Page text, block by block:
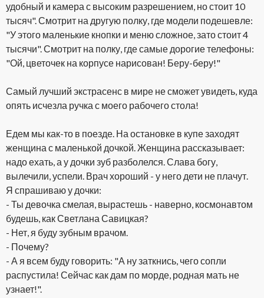
удобный и камера с высоким разрешением, но стоит 10
тысяч". Смотрит на другую полку, где модели подешевле:
"У этого маленькие кнопки и меню сложное, зато стоит 4
тысячи". Смотрит на полку, где самые дорогие телефоны:
"Ой, цветочек на корпусе нарисован! Беру-беру!"
Самый лучший экстрасенс в мире не сможет увидеть, куда
опять исчезла ручка с моего рабочего стола!
Едем мы как-то в поезде. На остановке в купе заходят
женщина с маленькой дочкой. Женщина рассказывает:
надо ехать, а у дочки зуб разболелся. Слава богу,
вылечили, успели. Врач хороший - у него дети не плачут.
Я спрашиваю у дочки:
- Ты девочка смелая, вырастешь - наверно, космонавтом
будешь, как Светлана Савицкая?
- Нет, я буду зубным врачом.
- Почему?
- А я всем буду говорить: "А ну заткнись, чего сопли
распустила! Сейчас как дам по морде, родная мать не
узнает!".